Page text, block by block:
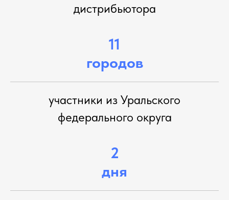
дистрибьютора
11
городов
участники из Уральского
федерального округа
2
дня